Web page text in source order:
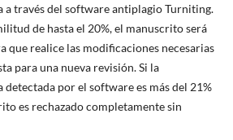
a través del software antiplagio Turniting.
de hasta el 20%, el manuscrito será
que realice las modificaciones necesarias
para una nueva revisión. Si la
por el software es más del 21%
es rechazado completamente sin